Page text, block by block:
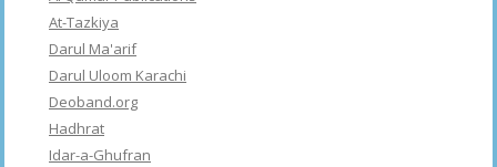
At-Tazkiya
Darul Ma'arif
Darul Uloom Karachi
Deoband.org
Hadhrat
Idar-a-Ghufran